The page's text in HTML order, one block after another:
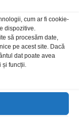
cum ar fi cookie-
dispozitive.
să procesăm date,
pe acest site. Dacă
dat poate avea
și funcții.
/Set